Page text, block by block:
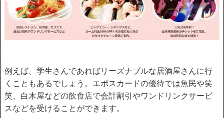
例えば、学生さんであればリーズナブルな居酒屋さんに行
くこともあるでしょう。エポスカードの優待では魚民や笑
笑、白木屋などの飲食店で会計割引やワンドリンクサービ
スなどを受けることができます。